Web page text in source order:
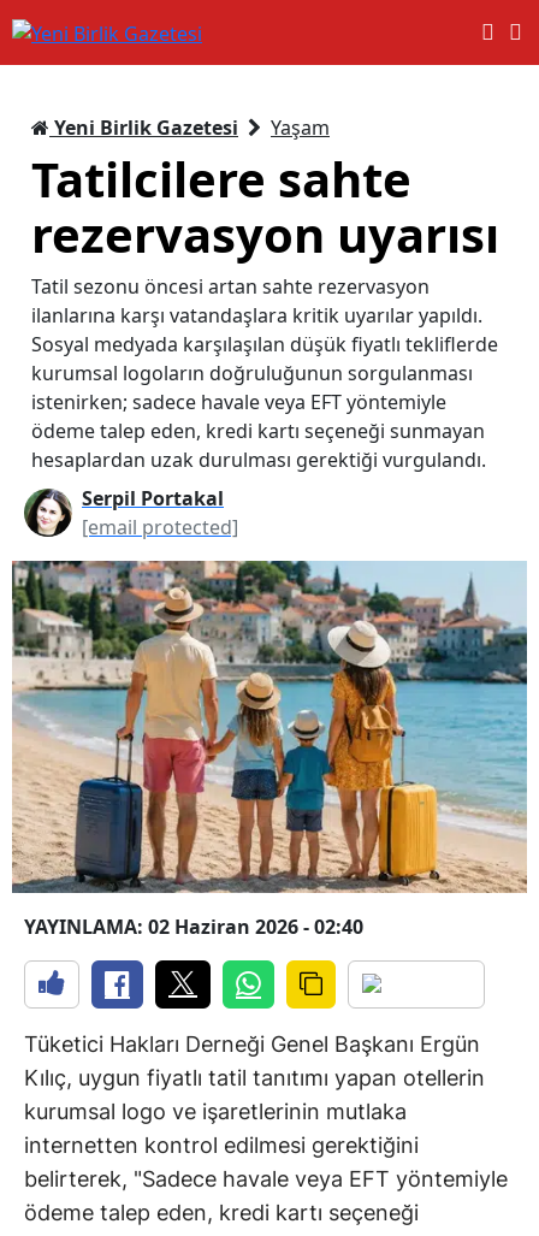
Yeni Birlik Gazetesi Yaşam
Tatilcilere sahte
rezervasyon uyarısı
Tatil sezonu öncesi artan sahte rezervasyon
ilanlarına karşı vatandaşlara kritik uyarılar yapıldı.
Sosyal medyada karşılaşılan düşük fiyatlı tekliflerde
kurumsal logoların doğruluğunun sorgulanması
istenirken; sadece havale veya EFT yöntemiyle
ödeme talep eden, kredi kartı seçeneği sunmayan
hesaplardan uzak durulması gerektiği vurgulandı.
Serpil Portakal
[email protected]
YAYINLAMA: 02 Haziran 2026 - 02:40
Tüketici Hakları Derneği Genel Başkanı Ergün
Kılıç, uygun fiyatlı tatil tanıtımı yapan otellerin
kurumsal logo ve işaretlerinin mutlaka
internetten kontrol edilmesi gerektiğini
belirterek, "Sadece havale veya EFT yöntemiyle
ödeme talep eden, kredi kartı seçeneği